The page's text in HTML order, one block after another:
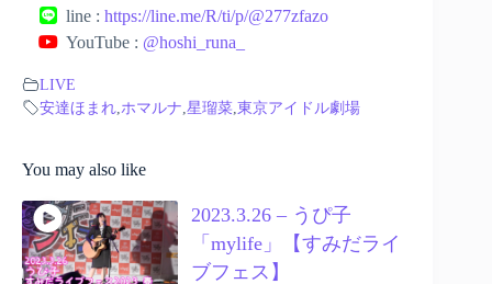
line : https://line.me/R/ti/p/@277zfazo
YouTube : @hoshi_runa_
LIVE
安達ほまれ ホマルナ 星瑠菜 東京アイドル劇場
You may also like
2023.3.26 – うぴ子
「mylife」【すみだライ
ブフェス】